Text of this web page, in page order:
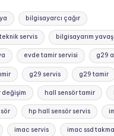
bilgisayarcı çağır
servis bilgisayarım yavaş
evde tamir servisi g29
g29 servis g29 tamir
değişim hall sensör tamir
hp hall sensör servis
imac servis imac ssd takma